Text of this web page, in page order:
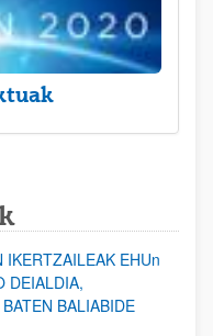
IKERTZAILEAK EHUn
DEIALDIA,
BALIABIDE